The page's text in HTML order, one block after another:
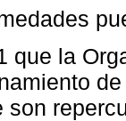
que la
son